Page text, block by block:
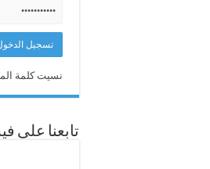
نسيت كلمة
تابعنا على